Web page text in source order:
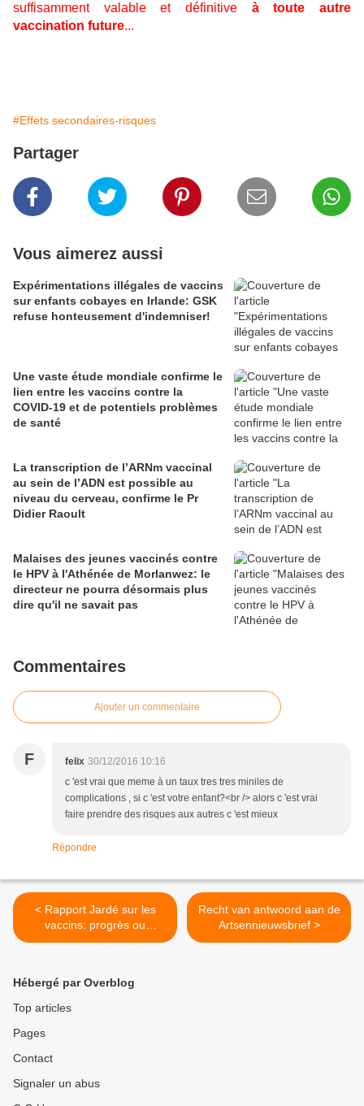
suffisamment valable et définitive à toute autre
vaccination future...
#Effets secondaires-risques
Partager
Vous aimerez aussi
Expérimentations illégales de vaccins
sur enfants cobayes en Irlande: GSK
refuse honteusement d'indemniser!
Une vaste étude mondiale confirme le
lien entre les vaccins contre la
COVID-19 et de potentiels problèmes
de santé
La transcription de l’ARNm vaccinal
au sein de l’ADN est possible au
niveau du cerveau, confirme le Pr
Didier Raoult
Malaises des jeunes vaccinés contre
le HPV à l'Athénée de Morlanwez: le
directeur ne pourra désormais plus
dire qu'il ne savait pas
Commentaires
Ajouter un commentaire
F felix 30/12/2016 10:16
c 'est vrai que meme à un taux tres tres miniles de
complications , si c 'est votre enfant?<br /> alors c 'est vrai
faire prendre des risques aux autres c 'est mieux
Répondre
< Rapport Jardé sur les
vaccins: progrès ou
régression?
Recht van antwoord aan de
Artsennieuwsbrief >
Hébergé par Overblog
Top articles
Pages
Contact
Signaler un abus